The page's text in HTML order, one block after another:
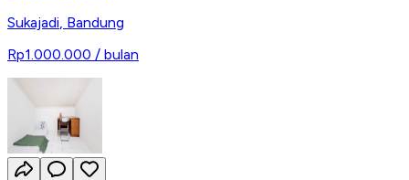
Sukajadi, Bandung
Rp1.000.000 / bulan